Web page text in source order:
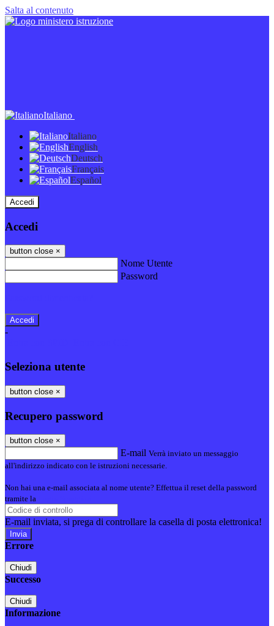
Salta al contenuto
Italiano
Italiano
English
Deutsch
Français
Español
Accedi
Accedi
button close ×
Nome Utente
Password
-
Seleziona utente
button close ×
Recupero password
button close ×
E-mail Verrà inviato un messaggio
all'indirizzo indicato con le istruzioni necessarie.
Non hai una e-mail associata al nome utente? Effettua il reset della password
tramite la
E-mail inviata, si prega di controllare la casella di posta elettronica!
Errore
Chiudi
Successo
Chiudi
Informazione